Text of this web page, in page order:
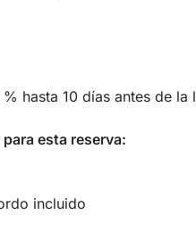
hasta 10 días antes de
esta reserva:
incluido